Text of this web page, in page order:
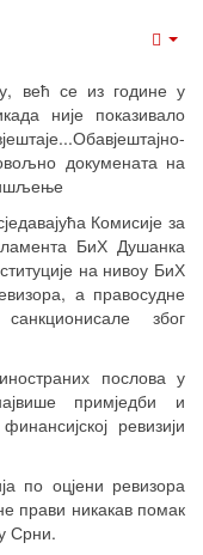
већ се из године у
није показивало
докумената на
Комисије за
БиХ Душанка
на нивоу БиХ
а правосудне
због
послова у
примједби и
ревизији
по оцјени ревизора
прави никакав помак
Срни.